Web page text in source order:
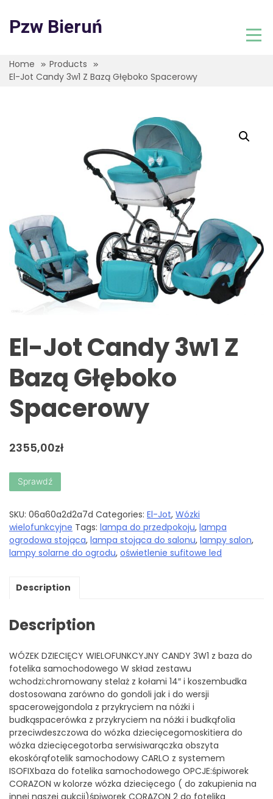
content
Pzw Bieruń
Home
Products
El-Jot Candy 3w1 Z Bazą Głęboko Spacerowy
El-Jot Candy 3w1 Z
Bazą Głęboko
Spacerowy
2355,00zł
Sprawdź
SKU: 06a60a2d2a7d Categories: El-Jot, Wózki
wielofunkcyjne Tags: lampa do przedpokoju, lampa
ogrodowa stojąca, lampa stojąca do salonu, lampy salon,
lampy solarne do ogrodu, oświetlenie sufitowe led
Description
Description
WÓZEK DZIECIĘCY WIELOFUNKCYJNY CANDY 3W1 z baza do
fotelika samochodowego W skład zestawu
wchodzi:chromowany stelaż z kołami 14″ i koszembudka
dostosowana zarówno do gondoli jak i do wersji
spacerowejgondola z przykryciem na nóżki i
budkąspacerówka z przykryciem na nóżki i budkąfolia
przeciwdeszczowa do wózka dziecięcegomoskitiera do
wózka dziecięcegotorba serwisiwarączka obszyta
ekoskórąfotelik samochodowy CARLO z systemem
ISOFIXbaza do fotelika samochodowego OPCJE:śpiworek
CORAZON w kolorze wózka dziecięcego ( do zakupienia na
innej naszej aukcji)śpiworek CORAZON 2 do fotelika